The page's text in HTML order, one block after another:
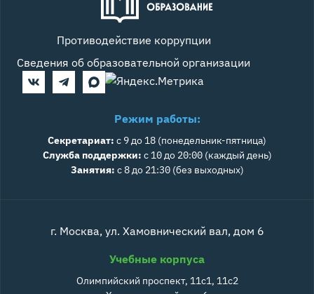
Противодействие коррупции
Сведения об образовательной организации
Режим работы:
Секретариат: с 9 до 18 (понедельник-пятница)
Служба поддержки: с 10 до 20:00 (каждый день)
Занятия: с 8 до 21:30 (без выходных)
г. Москва, ул. Хамовнический вал, дом 6
Учебные корпуса
Олимпийский проспект, 11с1, 11с2